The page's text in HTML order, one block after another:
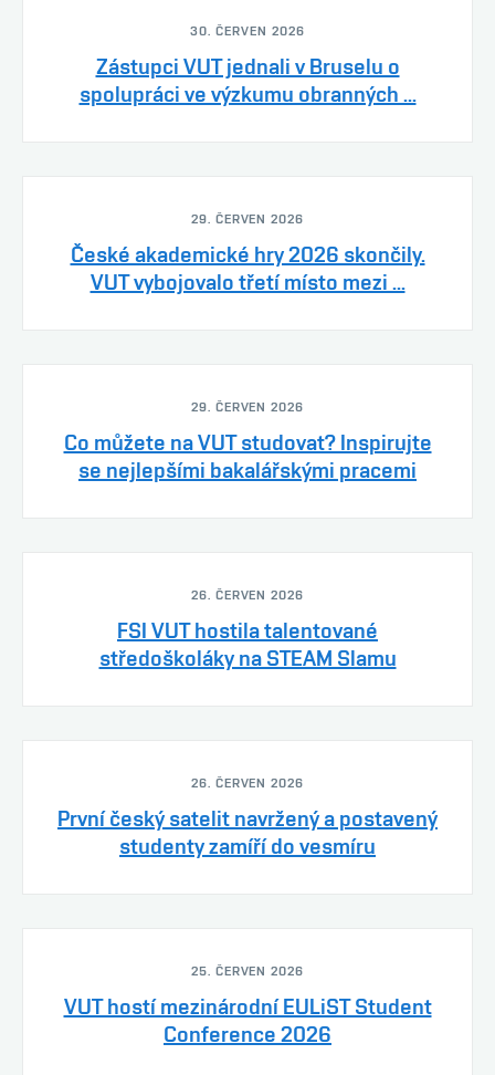
30. ČERVEN 2026
Zástupci VUT jednali v Bruselu o
spolupráci ve výzkumu obranných ...
29. ČERVEN 2026
České akademické hry 2026 skončily.
VUT vybojovalo třetí místo mezi ...
29. ČERVEN 2026
Co můžete na VUT studovat? Inspirujte
se nejlepšími bakalářskými pracemi
26. ČERVEN 2026
FSI VUT hostila talentované
středoškoláky na STEAM Slamu
26. ČERVEN 2026
První český satelit navržený a postavený
studenty zamíří do vesmíru
25. ČERVEN 2026
VUT hostí mezinárodní EULiST Student
Conference 2026